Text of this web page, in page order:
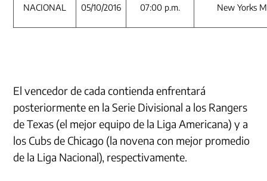
NACIONAL 05/10/2016 07:00 p.m. New Yorks
El vencedor de cada contienda enfrentará
posteriormente en la Serie Divisional a los Rangers
de Texas (el mejor equipo de la Liga Americana) y a
los Cubs de Chicago (la novena con mejor promedio
de la Liga Nacional), respectivamente.